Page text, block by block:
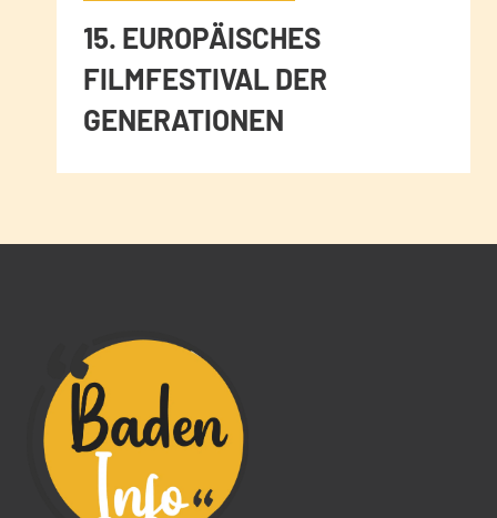
15. EUROPÄISCHES
FILMFESTIVAL DER
GENERATIONEN